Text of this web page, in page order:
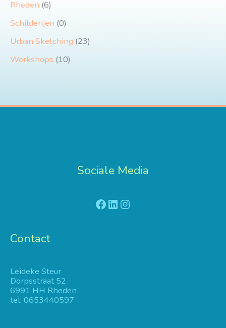
Rheden (6)
Schilderijen (0)
Urban Sketching (23)
Workshops (10)
Sociale Media
Facebook
LinkedIn
Instagram
Contact
Leideke Steur
Dorpsstraat 52
6991 HH Rheden
tel: 0653440597